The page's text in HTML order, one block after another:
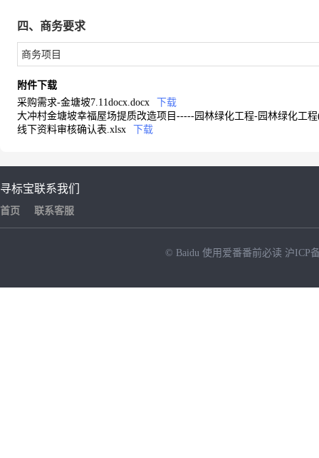
四、商务要求
商务项目
附件下载
采购需求-金塘坡7.11docx.docx
下载
大冲村金塘坡幸福屋场提质改造项目-----园林绿化工程-园林绿化工程
线下资料审核确认表.xlsx
下载
寻标宝
首页
联系我们
联系客服
© Baidu 使用爱番番前必读 沪ICP